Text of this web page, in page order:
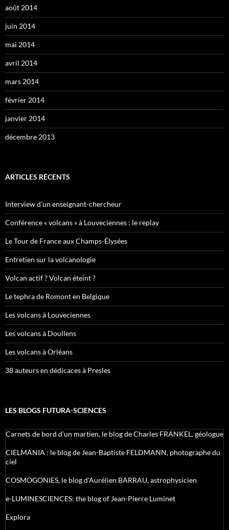
août 2014
juin 2014
mai 2014
avril 2014
mars 2014
février 2014
janvier 2014
décembre 2013
ARTICLES RÉCENTS
Interview d’un enseignant-chercheur
Conférence « volcans » à Louveciennes : le replay
Le Tour de France aux Champs-Élysées
Entretien sur la volcanologie
Volcan actif ? Volcan éteint ?
Le tephra de Romont en Belgique
Les volcans à Louveciennes
Les volcans à Doullens
Les volcans à Orléans
38 auteurs en dédicaces à Presles
LES BLOGS FUTURA-SCIENCES
Carnets de bord d’un martien, le blog de Charles FRANKEL, géologue
CIELMANIA : le blog de Jean-Baptiste FELDMANN, photographe du
ciel
COSMOGONIES, le blog d'Aurélien BARRAU, astrophysicien
e-LUMINESCIENCES: the blog of Jean-Pierre Luminet
Explora